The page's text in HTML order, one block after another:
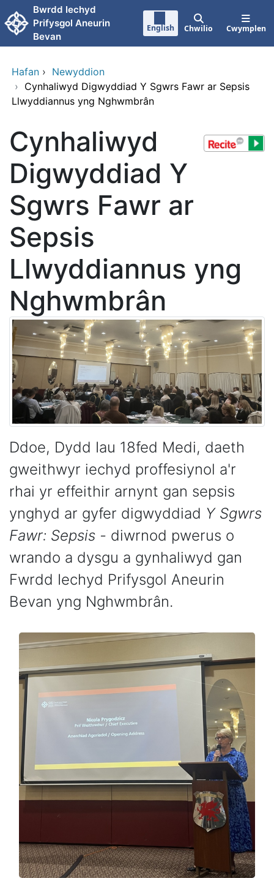
Neidio i'r prif gynnwy
Bwrdd Iechyd
Prifysgol Aneurin
Bevan
English Chwilio Cwymplen
Hafan › Newyddion
› Cynhaliwyd Digwyddiad Y Sgwrs Fawr ar Sepsis
Llwyddiannus yng Nghwmbrân
Cynhaliwyd
Digwyddiad Y
Sgwrs Fawr ar
Sepsis
Llwyddiannus yng
Nghwmbrân
Ddoe, Dydd Iau 18fed Medi, daeth
gweithwyr iechyd proffesiynol a'r
rhai yr effeithir arnynt gan sepsis
ynghyd ar gyfer digwyddiad Y Sgwrs
Fawr: Sepsis - diwrnod pwerus o
wrando a dysgu a gynhaliwyd gan
Fwrdd Iechyd Prifysgol Aneurin
Bevan yng Nghwmbrân.